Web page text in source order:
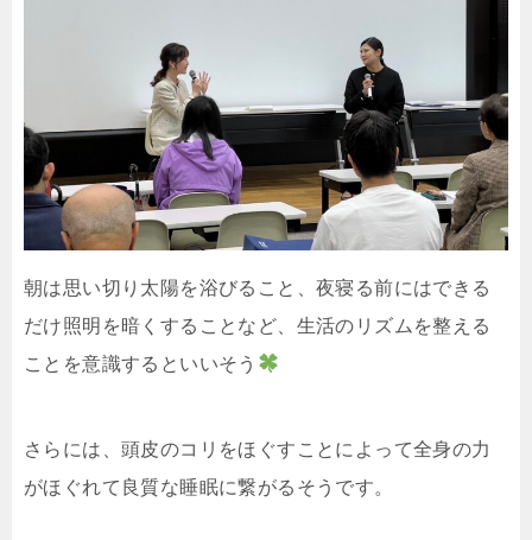
朝は思い切り太陽を浴びること、夜寝る前にはできる
だけ照明を暗くすることなど、生活のリズムを整える
ことを意識するといいそう
さらには、頭皮のコリをほぐすことによって全身の力
がほぐれて良質な睡眠に繋がるそうです。